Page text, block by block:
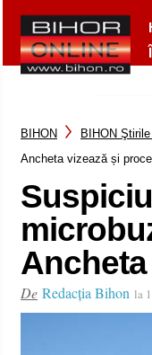
BIHON BIHON
Ancheta vizează și
De Redacția Bihon la